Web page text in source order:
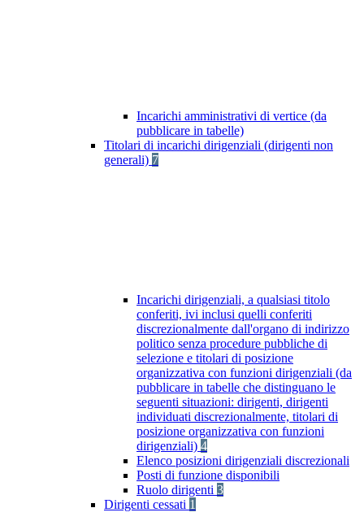
Incarichi amministrativi di vertice (da
pubblicare in tabelle)
Titolari di incarichi dirigenziali (dirigenti non
generali) 7
Incarichi dirigenziali, a qualsiasi titolo
conferiti, ivi inclusi quelli conferiti
discrezionalmente dall'organo di indirizzo
politico senza procedure pubbliche di
selezione e titolari di posizione
organizzativa con funzioni dirigenziali (da
pubblicare in tabelle che distinguano le
seguenti situazioni: dirigenti, dirigenti
individuati discrezionalmente, titolari di
posizione organizzativa con funzioni
dirigenziali) 4
Elenco posizioni dirigenziali discrezionali
Posti di funzione disponibili
Ruolo dirigenti 3
Dirigenti cessati 1